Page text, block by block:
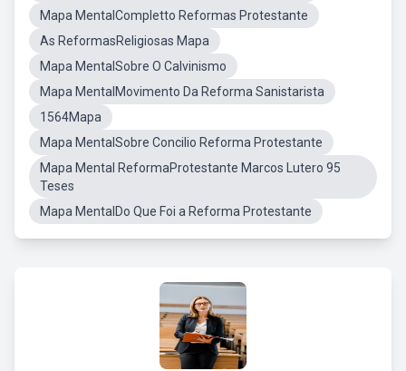
Mapa MentalCompletto Reformas Protestante
As ReformasReligiosas Mapa
Mapa MentalSobre O Calvinismo
Mapa MentalMovimento Da Reforma Sanistarista
1564Mapa
Mapa MentalSobre Concilio Reforma Protestante
Mapa Mental ReformaProtestante Marcos Lutero 95
Teses
Mapa MentalDo Que Foi a Reforma Protestante